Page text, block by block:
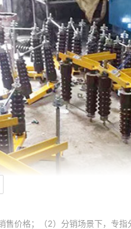
价格；（2）分销场景下，专